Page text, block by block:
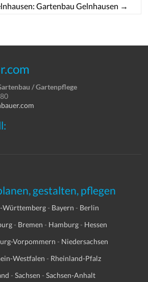
Gartenbau Gelnhausen →
/ Gartenpflege
gestalten, pflegen
Württemberg- Bayern - Berlin
- Bremen - Hamburg- Hessen
Vorpommern - Niedersachsen
Westfalen - Rheinland-Pfalz
-Sachsen -Sachsen-Anhalt